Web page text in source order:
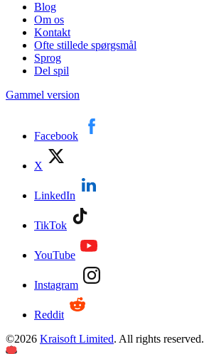
Blog
Om os
Kontakt
Ofte stillede spørgsmål
Sprog
Del spil
Gammel version
Facebook
X
LinkedIn
TikTok
YouTube
Instagram
Reddit
©2026 Kraisoft Limited. All rights reserved.